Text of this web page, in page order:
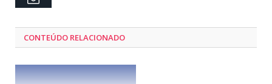
CONTEÚDO RELACIONADO